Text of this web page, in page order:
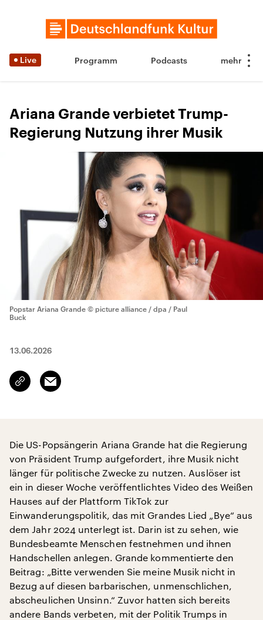
Live Programm Podcasts
Ariana Grande verbietet Trump-
Regierung Nutzung ihrer Musik
Popstar Ariana Grande © picture alliance / dpa / Paul
Buck
13.06.2026
Link
kopieren/teilen
Email
Die US-Popsängerin Ariana Grande hat die Regierung
von Präsident ‌Trump aufgefordert, ⁠ihre Musik nicht
⁠länger für politische Zwecke zu nutzen. Auslöser ist
ein in dieser Woche veröffentlichtes Video des Weißen
Hauses auf der Plattform TikTok zur
Einwanderungspolitik, das mit Grandes Lied „Bye“ aus
dem Jahr 2024 unterlegt ist. Darin ist zu sehen, wie
Bundesbeamte Menschen ⁠festnehmen ⁠und ihnen
⁠Handschellen anlegen. Grande kommentierte den
Beitrag: „Bitte verwenden Sie meine Musik nicht in
Bezug auf diesen barbarischen, unmenschlichen,
abscheulichen Unsinn.“ Zuvor hatten sich bereits
andere Bands verbeten, mit der Politik Trumps in